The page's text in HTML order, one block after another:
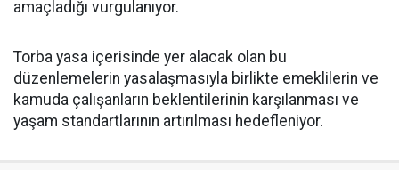
amaçladığı vurgulanıyor.
Torba yasa içerisinde yer alacak olan bu
düzenlemelerin yasalaşmasıyla birlikte emeklilerin ve
kamuda çalışanların beklentilerinin karşılanması ve
yaşam standartlarının artırılması hedefleniyor.